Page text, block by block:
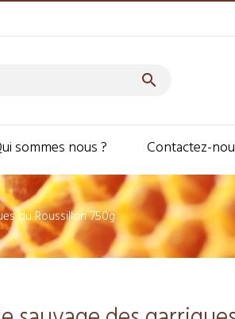

sommes nous ? Contactez-
du Roussillon 750g